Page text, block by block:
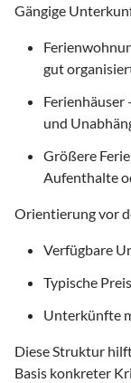
Gängige
gut
Ferienhäuser
und
Größere
Aufenthalte
Orientierung vor
Verfügbare
Typische
Unterkünfte
Diese Struktur
Basis konkreter